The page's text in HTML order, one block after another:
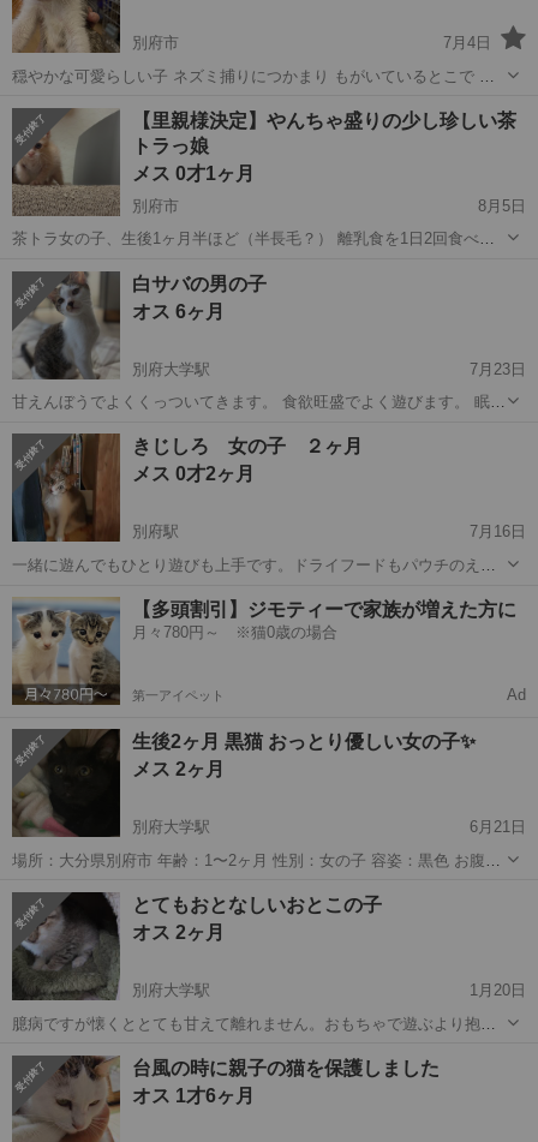
別府市
7月4日
穏やかな可愛らしい子 ネズミ捕りにつかまり もがいているとこで 助
AIDS白血病マイナス お腹の虫いません ノミダニも駆除
大分 別府市 猫 とこ
【里親様決定】やんちゃ盛りの少し珍しい茶
トラっ娘
メス 0才1ヶ月
別府市
8月5日
茶トラ女の子、生後1ヶ月半ほど（半長毛？） 離乳食を1日2回食べて
護してミルクから育てましたので、人慣れしており名前を呼ぶとあと
をついてきます✨ ...
大分 別府市 兄弟
白サバの男の子
オス 6ヶ月
別府大学駅
7月23日
甘えんぼうでよくくっついてきます。 食欲旺盛でよく遊びます。 眠た
ません。 譲渡にあたり、いくつか条件はあります。 先住猫がいる方は
頭数を教えてください。...
大分 別府市 別府大学駅 猫 健康状態
きじしろ 女の子 ２ヶ月
メス 0才2ヶ月
別府駅
7月16日
一緒に遊んでもひとり遊びも上手です。ドライフードもパウチのえさ
避妊手術をしました。
大分 別府市 別府駅
【多頭割引】ジモティーで家族が増えた方に
月々780円～ ※猫0歳の場合
第一アイペット Ad
生後2ヶ月 黒猫 おっとり優しい女の子✨️
メス 2ヶ月
別府大学駅
6月21日
場所：大分県別府市 年齢：1〜2ヶ月 性別：女の子 容姿：黒色 お腹に
り攻撃性なし 母猫と一緒にいたのか寂しがりです 眠い時は特
に甘えん坊で人の横に...
大分 別府市 別府大学駅 性格
とてもおとなしいおとこの子
オス 2ヶ月
別府大学駅
1月20日
臆病ですが懐くととても甘えて離れません。おもちゃで遊ぶより抱っ
ミ、マダニ、耳ダニ治療済み。 鼻水が出ているので薬を服用していま
す。決定すれば、ワクチン接種行...
大分 別府市 別府大学駅 猫 ワクチン
台風の時に親子の猫を保護しました
オス 1才6ヶ月